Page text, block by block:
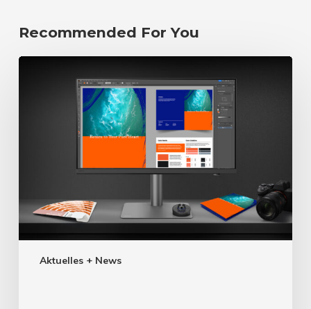
Recommended For You
Aktuelles + News